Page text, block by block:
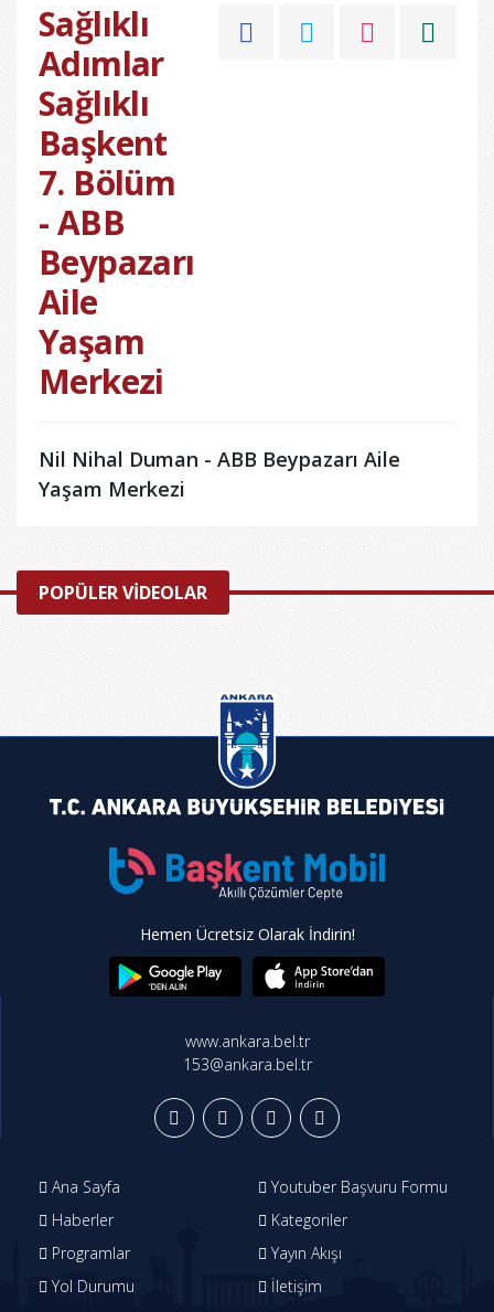
Sağlıklı
Adımlar
Sağlıklı
Başkent
7. Bölüm
- ABB
Beypazarı
Aile
Yaşam
Merkezi
Nil Nihal Duman - ABB Beypazarı Aile
Yaşam Merkezi
POPÜLER VİDEOLAR
Hemen Ücretsiz Olarak İndirin!
www.ankara.bel.tr
153@ankara.bel.tr
Ana Sayfa
Youtuber Başvuru Formu
Haberler
Kategoriler
Programlar
Yayın Akışı
Yol Durumu
İletişim